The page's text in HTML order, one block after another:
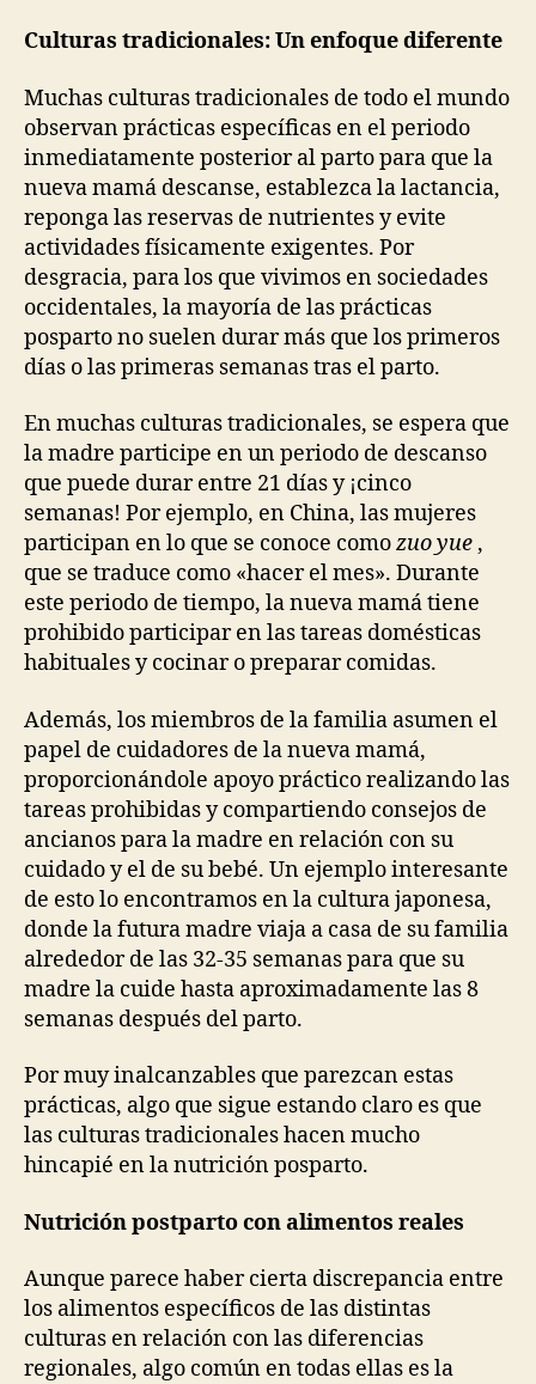
Culturas tradicionales: Un enfoque diferente
Muchas culturas tradicionales de todo el mundo
observan prácticas específicas en el periodo
inmediatamente posterior al parto para que la
nueva mamá descanse, establezca la lactancia,
reponga las reservas de nutrientes y evite
actividades físicamente exigentes. Por
desgracia, para los que vivimos en sociedades
occidentales, la mayoría de las prácticas
posparto no suelen durar más que los primeros
días o las primeras semanas tras el parto.
En muchas culturas tradicionales, se espera que
la madre participe en un periodo de descanso
que puede durar entre 21 días y ¡cinco
semanas! Por ejemplo, en China, las mujeres
participan en lo que se conoce comozuo yue ,
que se traduce como «hacer el mes». Durante
este periodo de tiempo, la nueva mamá tiene
prohibido participar en las tareas domésticas
habituales y cocinar o preparar comidas.
Además, los miembros de la familia asumen el
papel de cuidadores de la nueva mamá,
proporcionándole apoyo práctico realizando las
tareas prohibidas y compartiendo consejos de
ancianos para la madre en relación con su
cuidado y el de su bebé. Un ejemplo interesante
de esto lo encontramos en la cultura japonesa,
donde la futura madre viaja a casa de su familia
alrededor de las 32-35 semanas para que su
madre la cuide hasta aproximadamente las 8
semanas después del parto.
Por muy inalcanzables que parezcan estas
prácticas, algo que sigue estando claro es que
las culturas tradicionales hacen mucho
hincapié en la nutrición posparto.
Nutrición postparto con alimentos reales
Aunque parece haber cierta discrepancia entre
los alimentos específicos de las distintas
culturas en relación con las diferencias
regionales, algo común en todas ellas es la